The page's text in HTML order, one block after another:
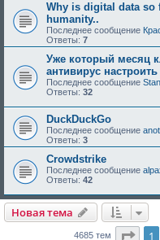
Why is digital data so
humanity..
Последнее сообщение
Ответы: 7
Уже который месяц
антивирус настроить
Последнее сообщение
Ответы: 32
DuckDuckGo
Последнее сообщение
Ответы: 3
Crowdstrike
Последнее сообщение
Ответы: 42
Новая тема
4685 тем 1